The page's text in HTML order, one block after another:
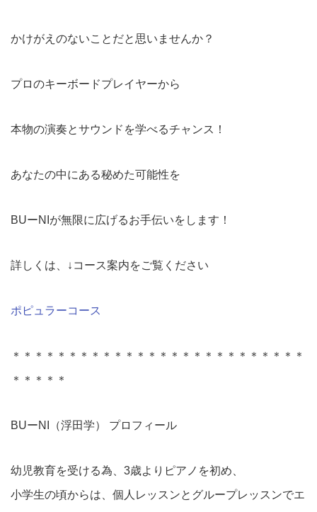
かけがえのないことだと思いませんか？
プロのキーボードプレイヤーから
本物の演奏とサウンドを学べるチャンス！
あなたの中にある秘めた可能性を
BUーNIが無限に広げるお手伝いをします！
詳しくは、↓コース案内をご覧ください
ポピュラーコース
＊＊＊＊＊＊＊＊＊＊＊＊＊＊＊＊＊＊＊＊＊＊＊＊＊＊
＊＊＊＊＊
BUーNI（浮田学） プロフィール
幼児教育を受ける為、3歳よりピアノを初め、
小学生の頃からは、個人レッスンとグループレッスンでエ